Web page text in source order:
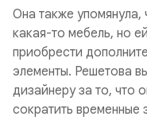
Она также упомянула,
какая-то мебель, но
приобрести
элементы. Решетова
дизайнеру за то, что
сократить временные